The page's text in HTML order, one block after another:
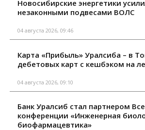
Новосибирские энергетики
незаконными подвесами ВОЛС
04 августа 2026, 09:46
Карта «Прибыль» Уралсиба – в
дебетовых карт с кешбэком на
04 августа 2026, 09:10
Банк Уралсиб стал партнером
конференции «Инженерная
биофармацевтика»